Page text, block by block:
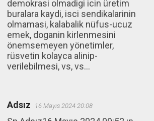
demokrasi olmadigi icin üretim
buralara kaydi, isci sendikalarinin
olmamasi, kalabalik nüfus-ucuz
emek, doganin kirlenmesini
önemsemeyen yönetimler,
rüsvetin kolayca alinip-
verilebilmesi, vs, vs...
Adsız 16 Mayıs 2024 20:08